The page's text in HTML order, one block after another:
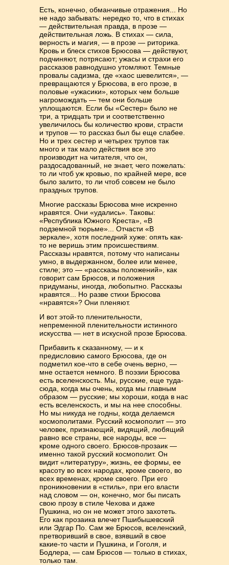
Есть, конечно, обманчивые отражения... Но
не надо забывать: нередко то, что в стихах
— действительная правда, в прозе —
действительная ложь. В стихах — сила,
верность и магия, — в прозе — риторика.
Кровь и блеск стихов Брюсова — действуют,
подчиняют, потрясают; ужасы и страхи его
рассказов равнодушно утомляют. Темные
провалы садизма, где «хаос шевелится», —
превращаются у Брюсова, в его прозе, в
половые «ужасики», которых чем больше
нагромождать — тем они больше
уплощаются. Если бы «Сестер» было не
три, а тридцать три и соответственно
увеличилось бы количество крови, страсти
и трупов — то рассказ был бы еще слабее.
Но и трех сестер и четырех трупов так
много и так мало действия все это
производит на читателя, что он,
раздосадованный, не знает, чего пожелать:
то ли чтоб уж кровью, по крайней мере, все
было залито, то ли чтоб совсем не было
праздных трупов.
Многие рассказы Брюсова мне искренно
нравятся. Они «удались». Таковы:
«Республика Южного Креста», «В
подземной тюрьме»... Отчасти «В
зеркале», хотя последний хуже: опять как-
то не веришь этим происшествиям.
Рассказы нравятся, потому что написаны
умно, в выдержанном, более или менее,
стиле; это — «рассказы положений», как
говорит сам Брюсов, и положения
придуманы, иногда, любопытно. Рассказы
нравятся... Но разве стихи Брюсова
«нравятся»? Они пленяют.
И вот этой-то пленительности,
непременной пленительности истинного
искусства — нет в искусной прозе Брюсова.
Прибавить к сказанному, — и к
предисловию самого Брюсова, где он
подметил кое-что в себе очень верно, —
мне остается немного. В поэзии Брюсова
есть вселенскость. Мы, русские, еще туда-
сюда, когда мы очень, когда мы главным
образом — русские; мы хороши, когда в нас
есть вселенскость, и мы на нее способны.
Но мы никуда не годны, когда делаемся
космополитами. Русский космополит — это
человек, признающий, видящий, любящий
равно все страны, все народы, все —
кроме одного своего. Брюсов-прозаик —
именно такой русский космополит. Он
видит «литературу», жизнь, ее формы, ее
красоту во всех народах, кроме своего, во
всех временах, кроме своего. При его
проникновении в «стиль», при его власти
над словом — он, конечно, мог бы писать
свою прозу в стиле Чехова и даже
Пушкина, но он не может этого захотеть.
Его как прозаика влечет Пшибышевский
или Эдгар По. Сам же Брюсов, вселенский,
претворивший в свое, взявший в свое
какие-то части и Пушкина, и Гоголя, и
Бодлера, — сам Брюсов — только в стихах,
только там.